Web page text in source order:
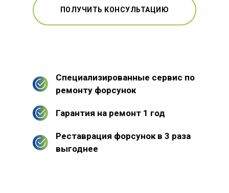
ПОЛУЧИТЬ КОНСУЛЬТАЦИЮ
Специализированные сервис по
ремонту форсунок
Гарантия на ремонт 1 год
Реставрация форсунок в 3 раза
выгоднее